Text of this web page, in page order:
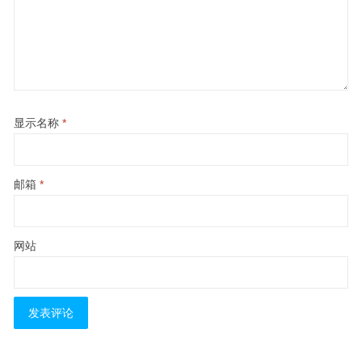
显示名称 *
邮箱 *
网站